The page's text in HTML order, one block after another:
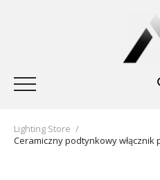
Lighting Store /
Ceramiczny podtynkowy